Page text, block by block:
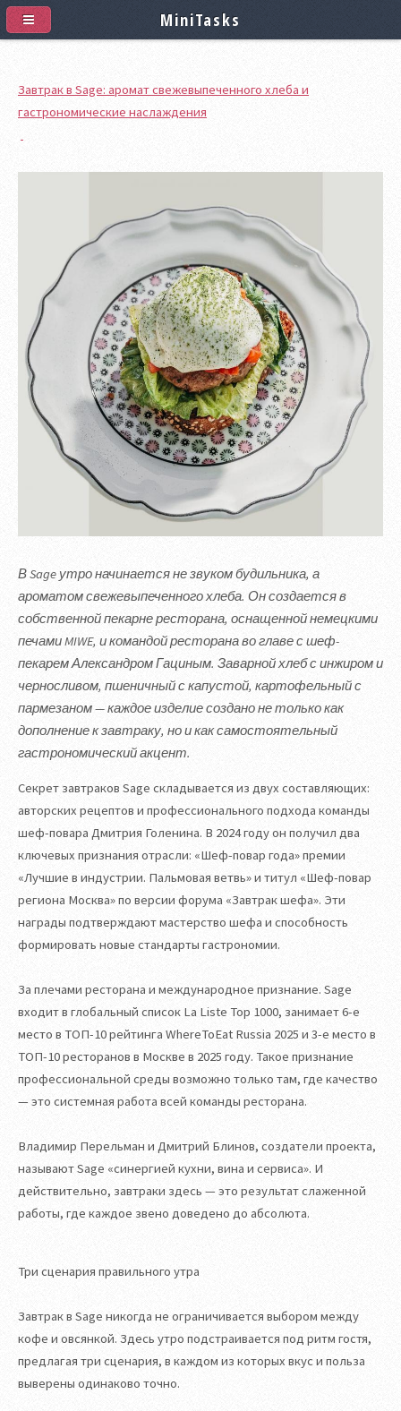
Завтрак в Sage: аромат свежевыпеченного хлеба и
гастрономические наслаждения
В Sage утро начинается не звуком будильника, а
ароматом свежевыпеченного хлеба. Он создается в
собственной пекарне ресторана, оснащенной немецкими
печами MIWE, и командой ресторана во главе с шеф-
пекарем Александром Гациным. Заварной хлеб с инжиром и
черносливом, пшеничный с капустой, картофельный с
пармезаном — каждое изделие создано не только как
дополнение к завтраку, но и как самостоятельный
гастрономический акцент.
Секрет завтраков Sage складывается из двух составляющих:
авторских рецептов и профессионального подхода команды
шеф-повара Дмитрия Голенина. В 2024 году он получил два
ключевых признания отрасли: «Шеф-повар года» премии
«Лучшие в индустрии. Пальмовая ветвь» и титул «Шеф-повар
региона Москва» по версии форума «Завтрак шефа». Эти
награды подтверждают мастерство шефа и способность
формировать новые стандарты гастрономии.
За плечами ресторана и международное признание. Sage
входит в глобальный список La Liste Top 1000, занимает 6-е
место в ТОП-10 рейтинга WhereToEat Russia 2025 и 3-е место в
ТОП-10 ресторанов в Москве в 2025 году. Такое признание
профессиональной среды возможно только там, где качество
— это системная работа всей команды ресторана.
Владимир Перельман и Дмитрий Блинов, создатели проекта,
называют Sage «синергией кухни, вина и сервиса». И
действительно, завтраки здесь — это результат слаженной
работы, где каждое звено доведено до абсолюта.
Три сценария правильного утра
Завтрак в Sage никогда не ограничивается выбором между
кофе и овсянкой. Здесь утро подстраивается под ритм гостя,
предлагая три сценария, в каждом из которых вкус и польза
выверены одинаково точно.
MiniTasks